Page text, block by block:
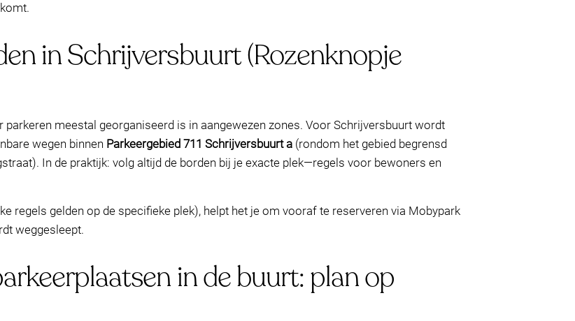
in Schrijversbuurt (Rozenknopje
parkeren meestal georganiseerd is in aangewezen zones. Voor Schrijversbuurt wordt
wegen binnen Parkeergebied 711 Schrijversbuurt a (rondom het gebied begrensd
In de praktijk: volg altijd de borden bij je exacte plek—regels voor bewoners en
regels gelden op de specifieke plek), helpt het je om vooraf te reserveren via Mobypark
weggesleept.
in de buurt: plan op